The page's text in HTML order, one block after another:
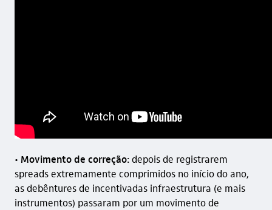
• Movimento de correção:depois de registrarem
spreads extremamente comprimidos no início do ano,
as debêntures de incentivadas infraestrutura (e mais
instrumentos) passaram por um movimento de